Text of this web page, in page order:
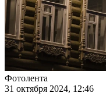
Фотолента
31 октября 2024, 12:46